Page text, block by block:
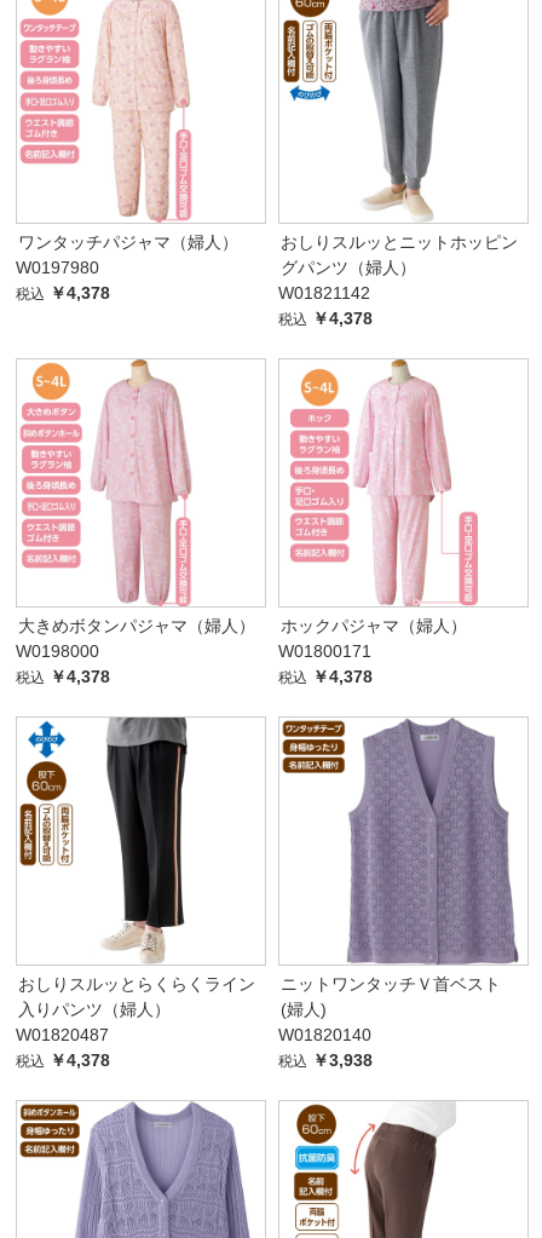
ワンタッチパジャマ（婦人）
W0197980
税込 ￥4,378
おしりスルッとニットホッピン
グパンツ（婦人）
W01821142
税込 ￥4,378
大きめボタンパジャマ（婦人）
W0198000
税込 ￥4,378
ホックパジャマ（婦人）
W01800171
税込 ￥4,378
おしりスルッとらくらくライン
入りパンツ（婦人）
W01820487
税込 ￥4,378
ニットワンタッチＶ首ベスト
(婦人)
W01820140
税込 ￥3,938